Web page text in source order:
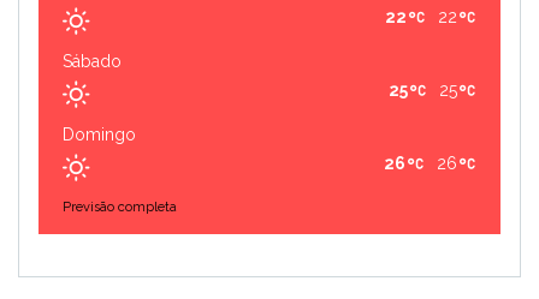
22
22
Sábado
25
25
Domingo
26
26
Previsão completa